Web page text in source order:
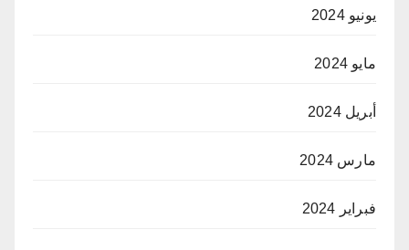
يونيو 2024
مايو 2024
أبريل 2024
مارس 2024
فبراير 2024